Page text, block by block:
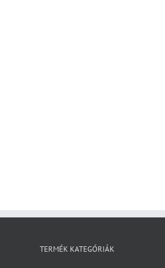
TERMÉK KATEGÓRIÁK